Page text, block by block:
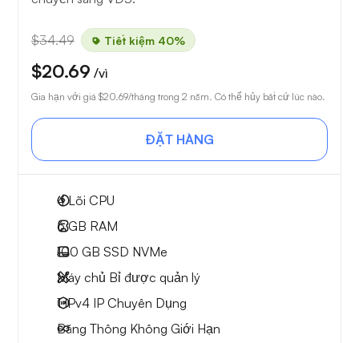
$34.49 Tiết kiệm 40%
$20.69 /vì
Gia hạn với giá $20.69/tháng trong 2 năm. Có thể hủy bất cứ lúc nào.
ĐẶT HÀNG
4Lõi CPU
6 GB RAM
100 GB SSD NVMe
Máy chủ Bỉ được quản lý
1 IPv4 IP Chuyên Dụng
Băng Thông Không Giới Hạn